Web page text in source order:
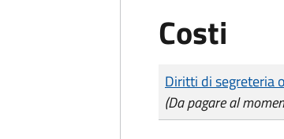
Costi
Tipo di pagamento
Importo
Diritti di segreteria
(Da pagare al